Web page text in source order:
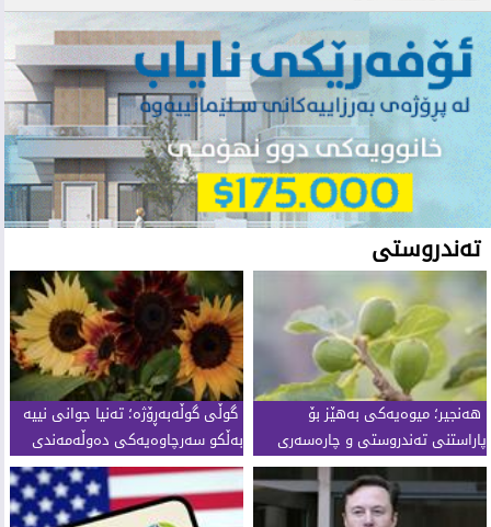
تەندروستی
هەنجیر؛ میوەیەکی بەهێز بۆ
پاراستنی تەندروستی و چارەسەری
سروشتی
گوڵی گوڵەبەڕۆژە؛ تەنیا جوانی نییە
بەڵکو سەرچاوەیەکی دەوڵەمەندی
تەندروستییە